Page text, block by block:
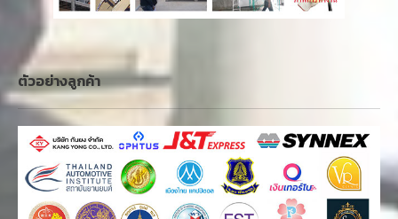
ตัวอย่างลูกค้า